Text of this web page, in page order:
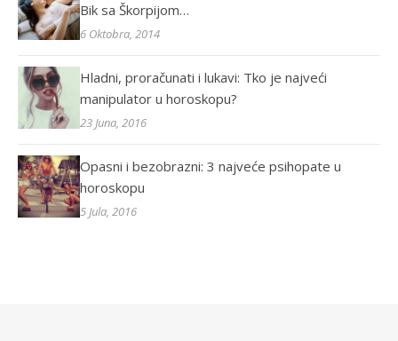
Bik sa Škorpijom…
6 Oktobra, 2014
Hladni, proračunati i lukavi: Tko je najveći
manipulator u horoskopu?
23 Juna, 2016
Opasni i bezobrazni: 3 najveće psihopate u
horoskopu
5 Jula, 2016